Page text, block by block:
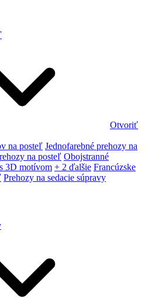
Otvoriť
na posteľ Jednofarebné prehozy na
na posteľ Obojstranné
3D motívom + 2 ďalšie Francúzske
Prehozy na sedacie súpravy